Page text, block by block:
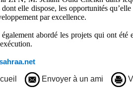
dont elle dispose, les opportunités
par excellence.
également abordé les projets qui ont
Envoyer à un ami